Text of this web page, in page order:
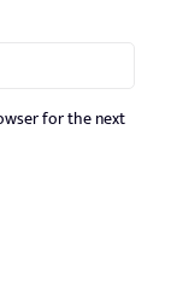
for the next